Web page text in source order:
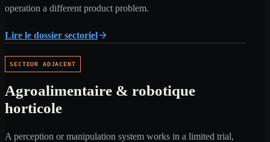
operation a different product problem.
Lire le dossier sectoriel
SECTEUR ADJACENT
Agroalimentaire & robotique
horticole
A perception or manipulation system works in a limited trial,